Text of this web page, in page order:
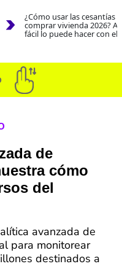
¿Cómo usar las cesantías
comprar vivienda 2026?
fácil lo puede hacer con el
de
cómo
del
avanzada de
para monitorear
destinados a